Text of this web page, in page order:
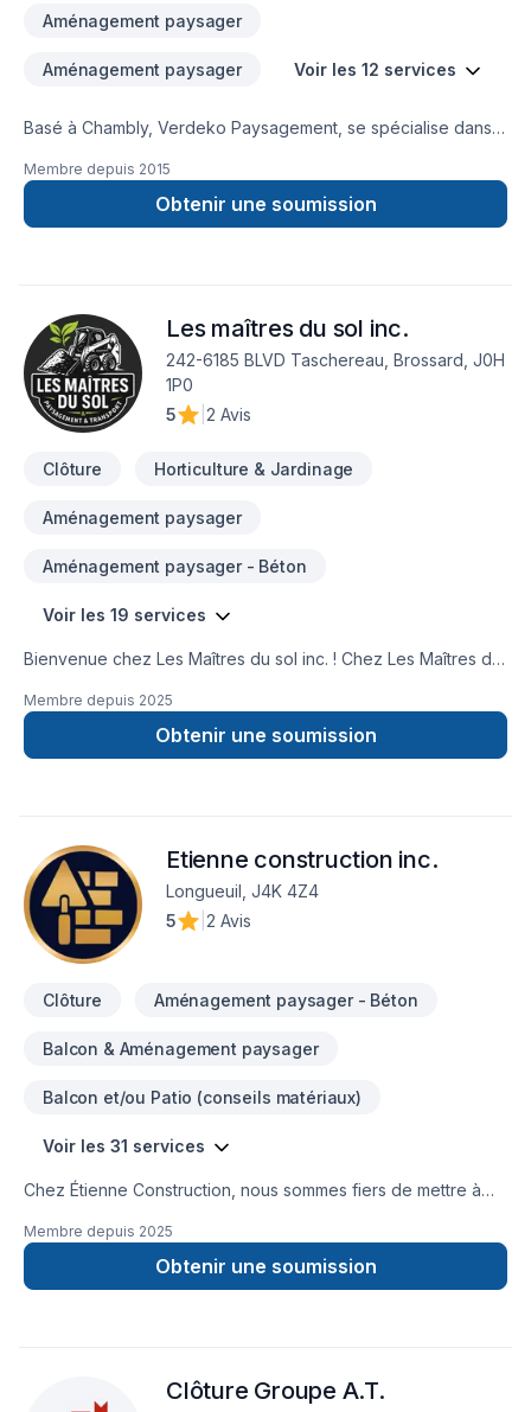
Aménagement paysager
Aménagement paysager Voir les 12 services
Basé à Chambly, Verdeko Paysagement, se spécialise dans
extérieur en offrant toute une gamme de services en
aménagement paysager. De la conception jusqu’à la
réalisation, nous offrons des projets d’aménagement clé en
gazonnement, la plantation et services de mini excavation.
Membre depuis 2015
Obtenir une soumission
Les maîtres du sol inc.
242-6185 BLVD Taschereau, Brossard, J0H
1P0
5
2 Avis
Clôture Horticulture & Jardinage
Aménagement paysager
Aménagement paysager - Béton
Voir les 19 services
Bienvenue chez Les Maîtres du sol inc. ! Chez Les Maîtres du
véritables havres de paix. Que ce soit pour un jardin, une
terrasse, une cour ou un espace vert d’entreprise, nous
mettons notre passion, notre créativité et notre expertise au
accompagnement ? Contactez-nous dès maintenant.À très
bientôt dans votre jardin !— L’équipe Les Maîtres du sol inc.
Membre depuis 2025
Obtenir une soumission
Etienne construction inc.
Longueuil, J4K 4Z4
5
2 Avis
Clôture Aménagement paysager - Béton
Balcon & Aménagement paysager
Balcon et/ou Patio (conseils matériaux)
Voir les 31 services
Chez Étienne Construction, nous sommes fiers de mettre à
la maçonnerie. Forts d'une expérience étendue, nous avons
développé un savoir-faire solide et une passion pour créer
des structures durables et esthétiquement
que la maçonnerie est bien plus qu'un assemblage de
Membre depuis 2025
Obtenir une soumission
Clôture Groupe A.T.